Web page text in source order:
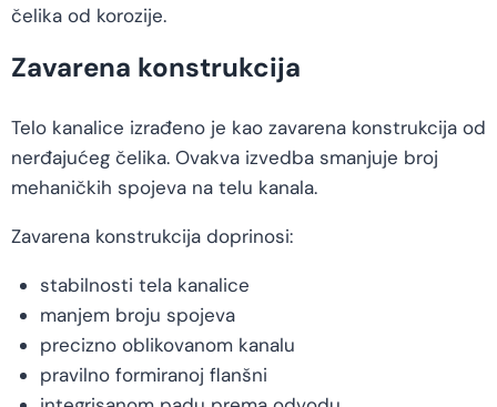
čelika od korozije.
Zavarena konstrukcija
Telo kanalice izrađeno je kao zavarena konstrukcija od
nerđajućeg čelika. Ovakva izvedba smanjuje broj
mehaničkih spojeva na telu kanala.
Zavarena konstrukcija doprinosi:
stabilnosti tela kanalice
manjem broju spojeva
precizno oblikovanom kanalu
pravilno formiranoj flanšni